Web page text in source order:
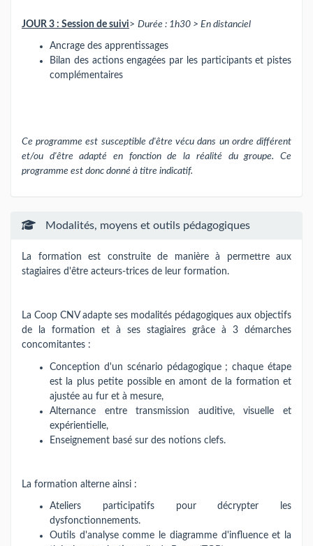
JOUR 3 : Session de suivi> Durée : 1h30 > En distanciel
Ancrage des apprentissages
Bilan des actions engagées par les participants et pistes
complémentaires
Ce programme est susceptible d'être vécu dans un ordre différent
et/ou d'être adapté en fonction de la réalité du groupe. Ce
programme est donc donné à titre indicatif.
Modalités, moyens et outils pédagogiques
La formation est construite de manière à permettre aux
stagiaires d'être acteurs-trices de leur formation.
La Coop CNV adapte ses modalités pédagogiques aux objectifs
de la formation et à ses stagiaires grâce à 3 démarches
concomitantes :
Conception d'un scénario pédagogique ; chaque étape
est la plus petite possible en amont de la formation et
ajustée au fur et à mesure,
Alternance entre transmission auditive, visuelle et
expérientielle,
Enseignement basé sur des notions clefs.
La formation alterne ainsi :
Ateliers participatifs pour décrypter les
dysfonctionnements.
Outils d'analyse comme le diagramme d'influence et la